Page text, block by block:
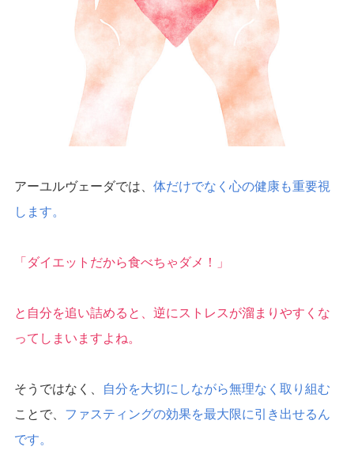
アーユルヴェーダでは、 体だけでなく心の健康も重要視
します。
「ダイエットだから食べちゃダメ！」
と自分を追い詰めると、逆にストレスが溜まりやすくな
ってしまいますよね。
そうではなく、
自分を大切にしながら無理なく取り組む
ことで、 ファスティングの効果を最大限に引き出せるん
です。